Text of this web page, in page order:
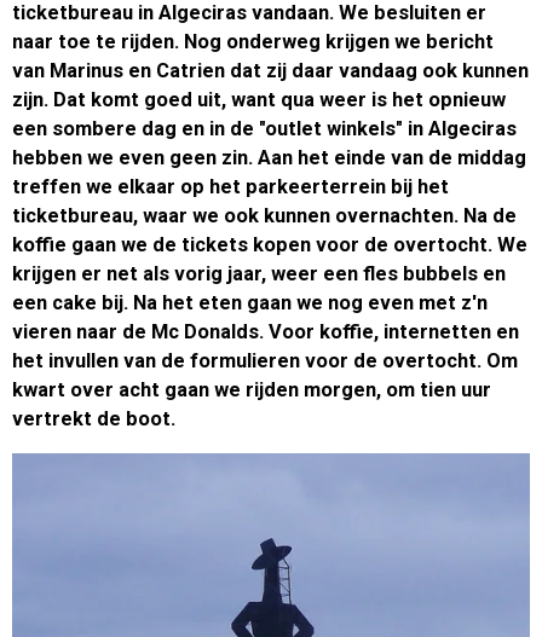
ticketbureau in Algeciras vandaan. We besluiten er
naar toe te rijden. Nog onderweg krijgen we bericht
van Marinus en Catrien dat zij daar vandaag ook kunnen
zijn. Dat komt goed uit, want qua weer is het opnieuw
een sombere dag en in de "outlet winkels" in Algeciras
hebben we even geen zin. Aan het einde van de middag
treffen we elkaar op het parkeerterrein bij het
ticketbureau, waar we ook kunnen overnachten. Na de
koffie gaan we de tickets kopen voor de overtocht. We
krijgen er net als vorig jaar, weer een fles bubbels en
een cake bij. Na het eten gaan we nog even met z'n
vieren naar de Mc Donalds. Voor koffie, internetten en
het invullen van de formulieren voor de overtocht. Om
kwart over acht gaan we rijden morgen, om tien uur
vertrekt de boot.